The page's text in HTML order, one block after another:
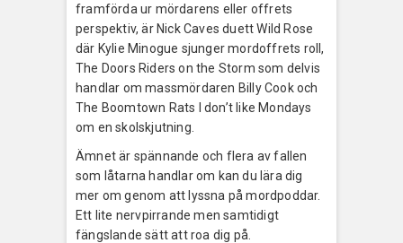
framförda ur mördarens eller offrets
perspektiv, är Nick Caves duett Wild Rose
där Kylie Minogue sjunger mordoffrets roll,
The Doors Riders on the Storm som delvis
handlar om massmördaren Billy Cook och
The Boomtown Rats I don’t like Mondays
om en skolskjutning.
Ämnet är spännande och flera av fallen
som låtarna handlar om kan du lära dig
mer om genom att lyssna på mordpoddar.
Ett lite nervpirrande men samtidigt
fängslande sätt att roa dig på.